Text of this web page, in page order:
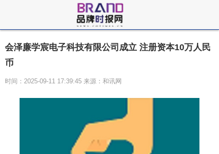
会泽廉学宸电子科技有限公司成立 注册资本10万人民
币
时间：2025-09-11 17:39:45 来源：和讯网